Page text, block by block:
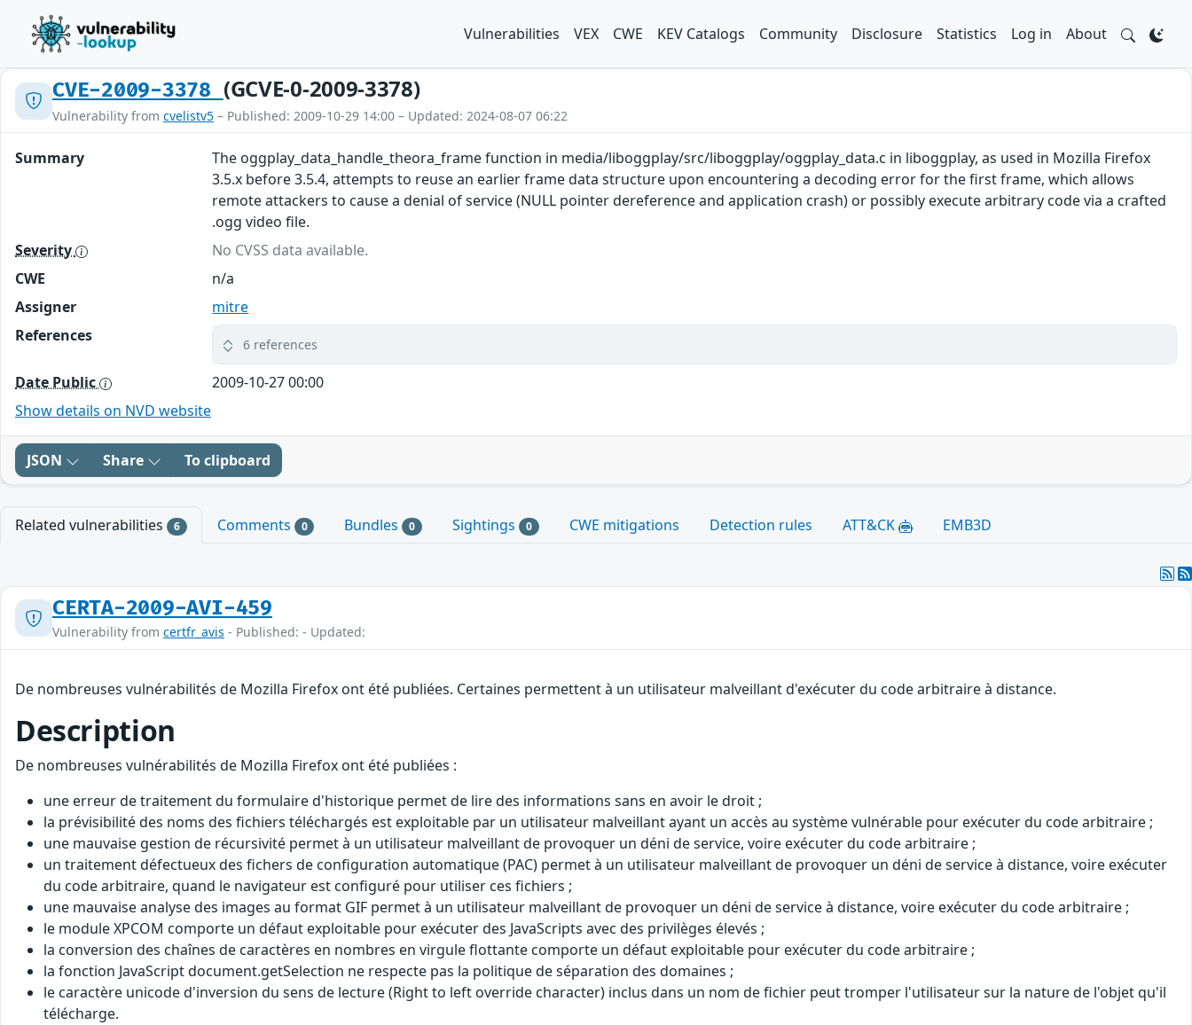
Vulnerabilities VEX CWE KEV Catalogs Community Disclosure Statistics Log in About
CVE-2009-3378 (GCVE-0-2009-3378)
Vulnerability from cvelistv5 – Published: 2009-10-29 14:00 – Updated: 2024-08-07 06:22
Summary
The oggplay_data_handle_theora_frame function in media/liboggplay/src/liboggplay/oggplay_data.c in liboggplay, as used in Mozilla Firefox
3.5.x before 3.5.4, attempts to reuse an earlier frame data structure upon encountering a decoding error for the first frame, which allows
remote attackers to cause a denial of service (NULL pointer dereference and application crash) or possibly execute arbitrary code via a crafted
.ogg video file.
Severity
No CVSS data available.
CWE
n/a
Assigner
mitre
References
6 references
Date Public
2009-10-27 00:00
Show details on NVD website
JSON Share To clipboard
Related vulnerabilities 6 Comments 0 Bundles 0 Sightings 0 CWE mitigations Detection rules ATT&CK EMB3D
CERTA-2009-AVI-459
Vulnerability from certfr_avis - Published: - Updated:
De nombreuses vulnérabilités de Mozilla Firefox ont été publiées. Certaines permettent à un utilisateur malveillant d'exécuter du code arbitraire à distance.
Description
De nombreuses vulnérabilités de Mozilla Firefox ont été publiées :
une erreur de traitement du formulaire d'historique permet de lire des informations sans en avoir le droit ;
la prévisibilité des noms des fichiers téléchargés est exploitable par un utilisateur malveillant ayant un accès au système vulnérable pour exécuter du code arbitraire ;
une mauvaise gestion de récursivité permet à un utilisateur malveillant de provoquer un déni de service, voire exécuter du code arbitraire ;
un traitement défectueux des fichers de configuration automatique (PAC) permet à un utilisateur malveillant de provoquer un déni de service à distance, voire exécuter
du code arbitraire, quand le navigateur est configuré pour utiliser ces fichiers ;
une mauvaise analyse des images au format GIF permet à un utilisateur malveillant de provoquer un déni de service à distance, voire exécuter du code arbitraire ;
le module XPCOM comporte un défaut exploitable pour exécuter des JavaScripts avec des privilèges élevés ;
la conversion des chaînes de caractères en nombres en virgule flottante comporte un défaut exploitable pour exécuter du code arbitraire ;
la fonction JavaScript document.getSelection ne respecte pas la politique de séparation des domaines ;
le caractère unicode d'inversion du sens de lecture (Right to left override character) inclus dans un nom de fichier peut tromper l'utilisateur sur la nature de l'objet qu'il
télécharge.